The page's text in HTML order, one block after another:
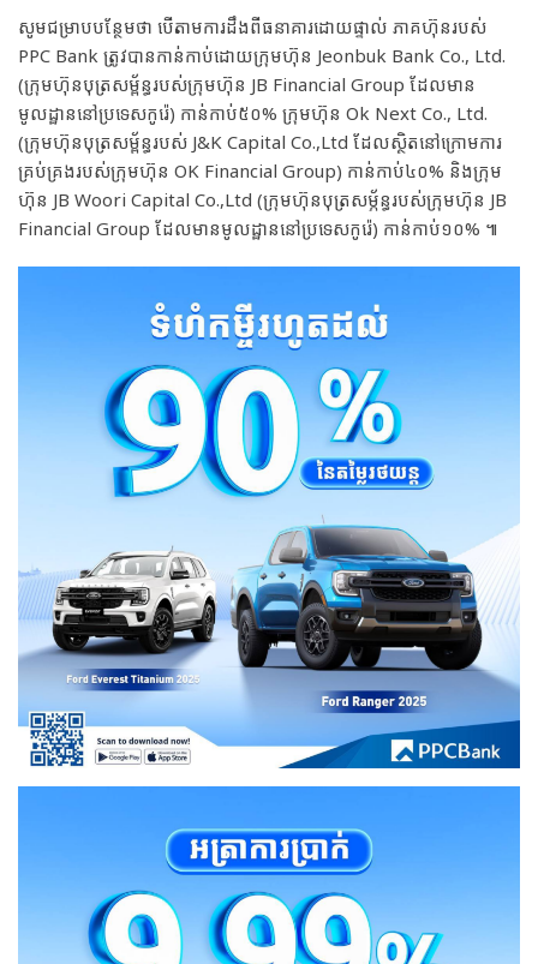
សូមជម្រាបបន្ថែមថា បើតាមការដឹងពីធនាគារដោយផ្ទាល់ ភាគហ៊ុនរបស់
PPC Bank ត្រូវបានកាន់កាប់ដោយក្រុមហ៊ុន Jeonbuk Bank Co., Ltd.
(ក្រុមហ៊ុនបុត្រសម្ព័ន្ធរបស់ក្រុមហ៊ុន JB Financial Group ដែលមាន
មូលដ្ឋាននៅប្រទេសកូរ៉េ) កាន់កាប់៥០% ក្រុមហ៊ុន Ok Next Co., Ltd.
(ក្រុមហ៊ុនបុត្រសម្ព័ន្ធរបស់ J&K Capital Co.,Ltd ដែលសិ្ថតនៅក្រោមការ
គ្រប់គ្រងរបស់ក្រុមហ៊ុន OK Financial Group) កាន់កាប់៤០% និងក្រុម
ហ៊ុន JB Woori Capital Co.,Ltd (ក្រុមហ៊ុនបុត្រសម្ភ័ន្ធរបស់ក្រុមហ៊ុន JB
Financial Group ដែលមានមូលដ្ឋាននៅប្រទេសកូរ៉េ) កាន់កាប់១០% ៕